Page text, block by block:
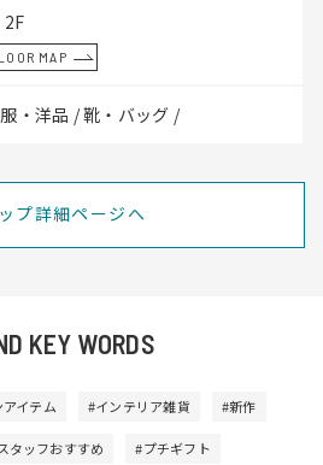
2F
MAP
・洋品 / 靴・バッグ /
プ詳細ページへ
KEY WORDS
イテム #インテリア雑貨 #新作
タッフおすすめ #プチギフト